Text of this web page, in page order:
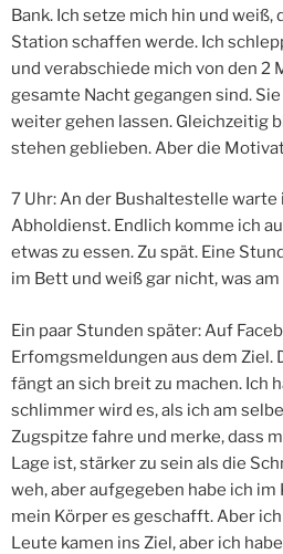
Bank. Ich setze mich hin und weiß,
Station schaffen werde. Ich
und verabschiede mich von den 2
gesamte Nacht gegangen sind.
weiter gehen lassen. Gleichzeitig
stehen geblieben. Aber die
7 Uhr: An der Bushaltestelle warte
Abholdienst. Endlich komme ich
etwas zu essen. Zu spät. Eine
im Bett und weiß gar nicht, was
Ein paar Stunden später: Auf
Erfomgsmeldungen aus dem Ziel.
fängt an sich breit zu machen. Ich
schlimmer wird es, als ich am
Zugspitze fahre und merke, dass
Lage ist, stärker zu sein als die
weh, aber aufgegeben habe ich
mein Körper es geschafft. Aber
Leute kamen ins Ziel, aber ich